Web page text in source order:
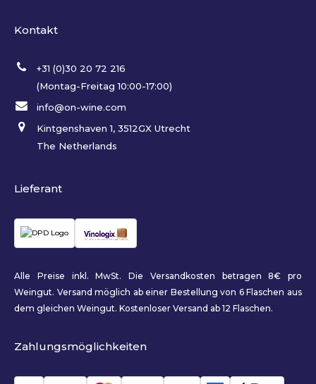
Kontakt
+31 (0)30 20 72 216
(Montag-Freitag 10:00-17:00)
info@on-wine.com
Kintgenshaven 1, 3512GX Utrecht
The Netherlands
Lieferant
Alle Preise inkl. MwSt. Die Versandkosten betragen 8€ pro
Weingut. Versand möglich ab einer Bestellung von 6 Flaschen aus
dem gleichen Weingut. Kostenloser Versand ab 12 Flaschen.
Zahlungsmöglichkeiten